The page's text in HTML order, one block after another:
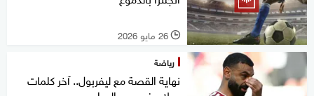
l 26 مايو 2026
رياضة
نهاية القصة مع ليفربول.. آخر كلمات